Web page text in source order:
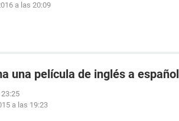
a las 20:09
una película de inglés a español
a las 19:23